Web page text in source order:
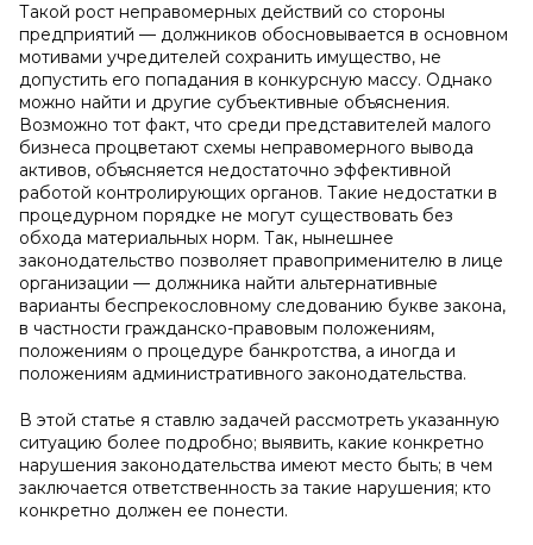
Такой рост неправомерных действий со стороны
предприятий — должников обосновывается в основном
мотивами учредителей сохранить имущество, не
допустить его попадания в конкурсную массу. Однако
можно найти и другие субъективные объяснения.
Возможно тот факт, что среди представителей малого
бизнеса процветают схемы неправомерного вывода
активов, объясняется недостаточно эффективной
работой контролирующих органов. Такие недостатки в
процедурном порядке не могут существовать без
обхода материальных норм. Так, нынешнее
законодательство позволяет правоприменителю в лице
организации — должника найти альтернативные
варианты беспрекословному следованию букве закона,
в частности гражданско-правовым положениям,
положениям о процедуре банкротства, а иногда и
положениям административного законодательства.
В этой статье я ставлю задачей рассмотреть указанную
ситуацию более подробно; выявить, какие конкретно
нарушения законодательства имеют место быть; в чем
заключается ответственность за такие нарушения; кто
конкретно должен ее понести.